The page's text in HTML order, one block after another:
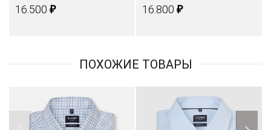
16.500 ₽ 16.800 ₽
ПОХОЖИЕ ТОВАРЫ